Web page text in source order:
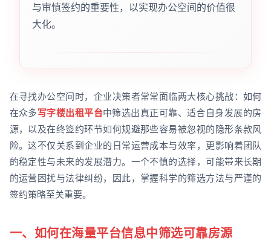
与审慎签约的重要性，以实现办公空间的价值很
大化。
在寻找办公空间时，企业决策者常常面临两大核心挑战：如何
在众多写字楼出租平台中筛选出真正可靠、适合自身发展的房
源，以及在终签约环节如何规避那些容易被忽视的隐形条款风
险。这不仅关系到企业的日常运营成本与效率，更影响着团队
的稳定性与未来的发展潜力。一个不慎的选择，可能带来长期
的运营困扰与法律纠纷，因此，掌握科学的筛选方法与严谨的
签约策略至关重要。
一、如何在海量平台信息中筛选可靠房源